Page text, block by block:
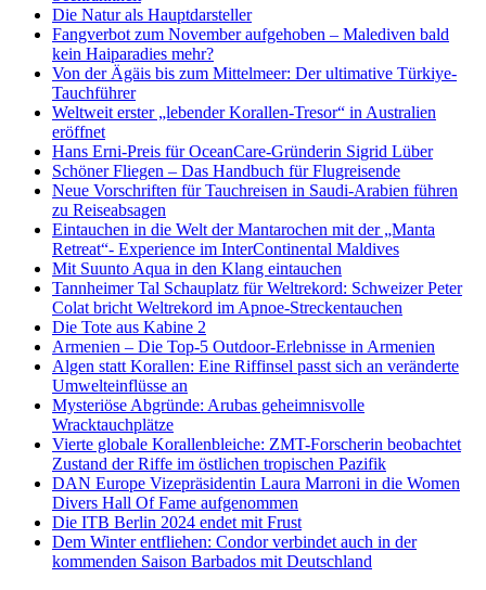
Die Natur als Hauptdarsteller
Fangverbot zum November aufgehoben – Malediven bald
kein Haiparadies mehr?
Von der Ägäis bis zum Mittelmeer: Der ultimative Türkiye-
Tauchführer
Weltweit erster „lebender Korallen-Tresor“ in Australien
eröffnet
Hans Erni-Preis für OceanCare-Gründerin Sigrid Lüber
Schöner Fliegen – Das Handbuch für Flugreisende
Neue Vorschriften für Tauchreisen in Saudi-Arabien führen
zu Reiseabsagen
Eintauchen in die Welt der Mantarochen mit der „Manta
Retreat“- Experience im InterContinental Maldives
Mit Suunto Aqua in den Klang eintauchen
Tannheimer Tal Schauplatz für Weltrekord: Schweizer Peter
Colat bricht Weltrekord im Apnoe-Streckentauchen
Die Tote aus Kabine 2
Armenien – Die Top-5 Outdoor-Erlebnisse in Armenien
Algen statt Korallen: Eine Riffinsel passt sich an veränderte
Umwelteinflüsse an
Mysteriöse Abgründe: Arubas geheimnisvolle
Wracktauchplätze
Vierte globale Korallenbleiche: ZMT-Forscherin beobachtet
Zustand der Riffe im östlichen tropischen Pazifik
DAN Europe Vizepräsidentin Laura Marroni in die Women
Divers Hall Of Fame aufgenommen
Die ITB Berlin 2024 endet mit Frust
Dem Winter entfliehen: Condor verbindet auch in der
kommenden Saison Barbados mit Deutschland